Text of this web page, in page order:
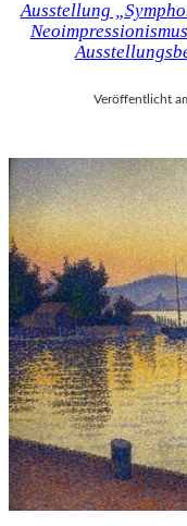
Ausstellung
Veröffentlicht